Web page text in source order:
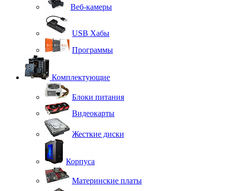
Веб-камеры
USB Хабы
Программы
Комплектующие
Блоки питания
Видеокарты
Жесткие диски
Корпуса
Материнские платы